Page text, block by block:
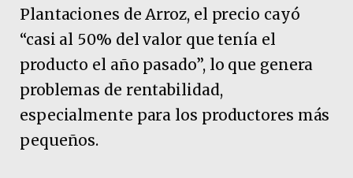
Plantaciones de Arroz, el precio cayó
“casi al 50% del valor que tenía el
producto el año pasado”, lo que genera
problemas de rentabilidad,
especialmente para los productores más
pequeños.